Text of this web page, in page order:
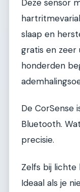
Deze sensor
slaap en
gratis en zeer
honderden
De CorSense
Bluetooth.
precisie.
Zelfs bij lichte
Ideaal als je